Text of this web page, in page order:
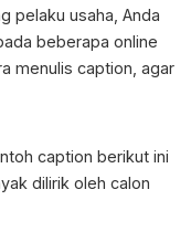
pelaku usaha, Anda
beberapa online
menulis caption, agar
caption berikut ini
dilirik oleh calon